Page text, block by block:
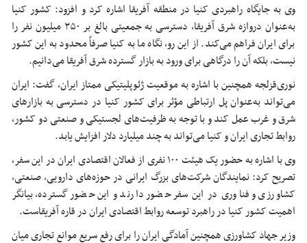
وی به جایگاه راهبردی کنیا در منطقه آفریقا اشاره کرد و افزود: کشور کنیا
به‌عنوان دروازه شرق آفریقا، دسترسی به جمعیتی بالغ بر ۳۵۰ میلیون نفر را
برای ایران فراهم می‌کند. از این رو، نگاه ما به کنیا صرفاً محدود به این کشور
نیست، بلکه آن را درگاهی برای ورود به بازار گسترده شرق آفریقا می‌دانیم.
نوری‌قزلجه همچنین با اشاره به موقعیت ژئوپلیتیکی ممتاز ایران، گفت: ایران
می‌تواند به‌عنوان پل ارتباطی مؤثر برای کشور کنیا در دسترسی به بازارهای
شرق و غرب عمل کند و با توجه به ظرفیت‌های لجستیکی و صنعتی دو کشور،
روابط تجاری ایران و کنیا می‌تواند به چند میلیارد دلار افزایش یابد.
وی با اشاره به حضور یک هیئت ۱۰۰ نفری از فعالان اقتصادی ایران در این سفر،
تصریح کرد: نمایندگان شرکت‌های بزرگ ایرانی در حوزه‌های دارویی، صنعتی،
کشاورزی و فناوری در این سفر حضور دارند و این حضور گسترده، بیانگر
اهمیت کشور کنیا در راهبرد توسعه روابط اقتصادی ایران در قاره آفریقاست.
وزیر جهاد کشاورزی همچنین آمادگی ایران را برای رفع سریع موانع تجاری میان